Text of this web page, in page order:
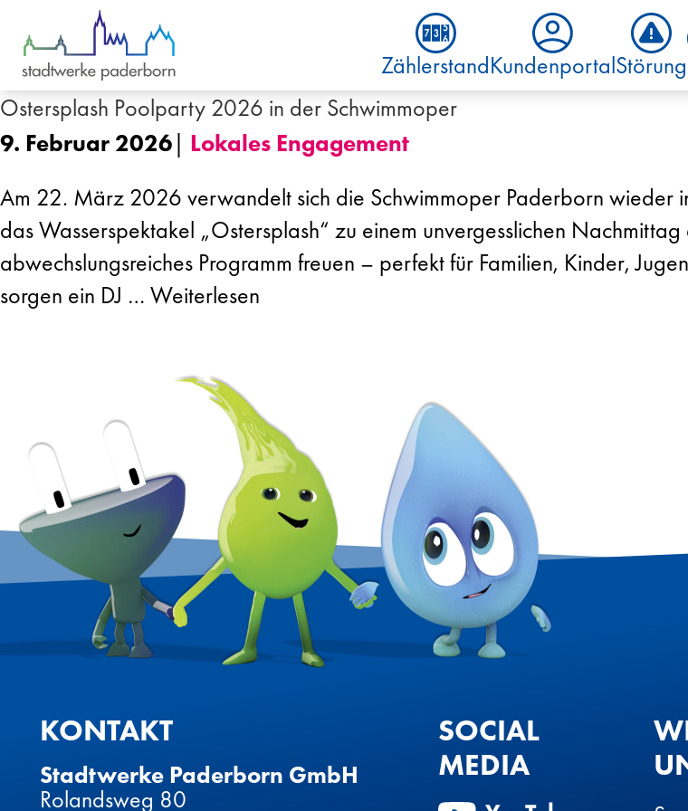
Zum Inhalt springen
ZählerstandKundenportalStörung
Ostersplash Poolparty 2026 in der Schwimmoper
9. Februar 2026| Lokales Engagement
Am 22. März 2026 verwandelt sich die Schwimmoper Paderborn wieder
das Wasserspektakel „Ostersplash“ zu einem unvergesslichen
abwechslungsreiches Programm freuen – perfekt für Familien, Kinder,
sorgen ein DJ … Weiterlesen
KONTAKT
Stadtwerke Paderborn GmbH
Rolandsweg 80
SOCIAL
MEDIA